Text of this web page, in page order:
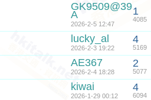
GK9509@39
A
2026-2-5 12:47
1
4085
lucky_al
2026-2-3 19:22
4
5169
AE367
2026-2-4 18:28
2
5077
kiwai
2026-1-29 00:12
4
6094